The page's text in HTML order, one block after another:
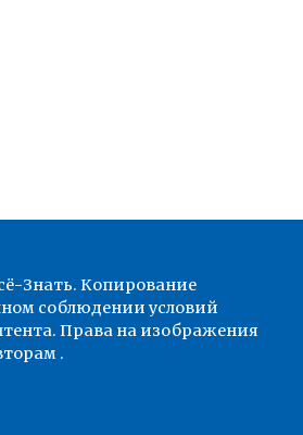
Знать. Копирование
соблюдении условий
Права на изображения
.